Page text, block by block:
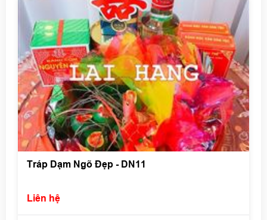
Tráp Dạm Ngõ Đẹp - DN11
Liên hệ